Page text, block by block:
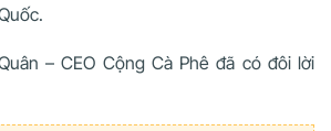
– CEO Cộng Cà Phê đã có đôi lời